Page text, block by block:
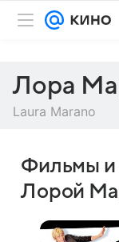
Лора
Laura Marano
Фильмы и
Лорой